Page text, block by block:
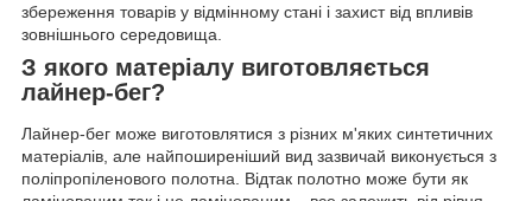
збереження товарів у відмінному стані і захист від впливів
зовнішнього середовища.
З якого матеріалу виготовляється
лайнер-бег?
Лайнер-бег може виготовлятися з різних м'яких синтетичних
матеріалів, але найпоширеніший вид зазвичай виконується з
поліпропіленового полотна. Відтак полотно може бути як